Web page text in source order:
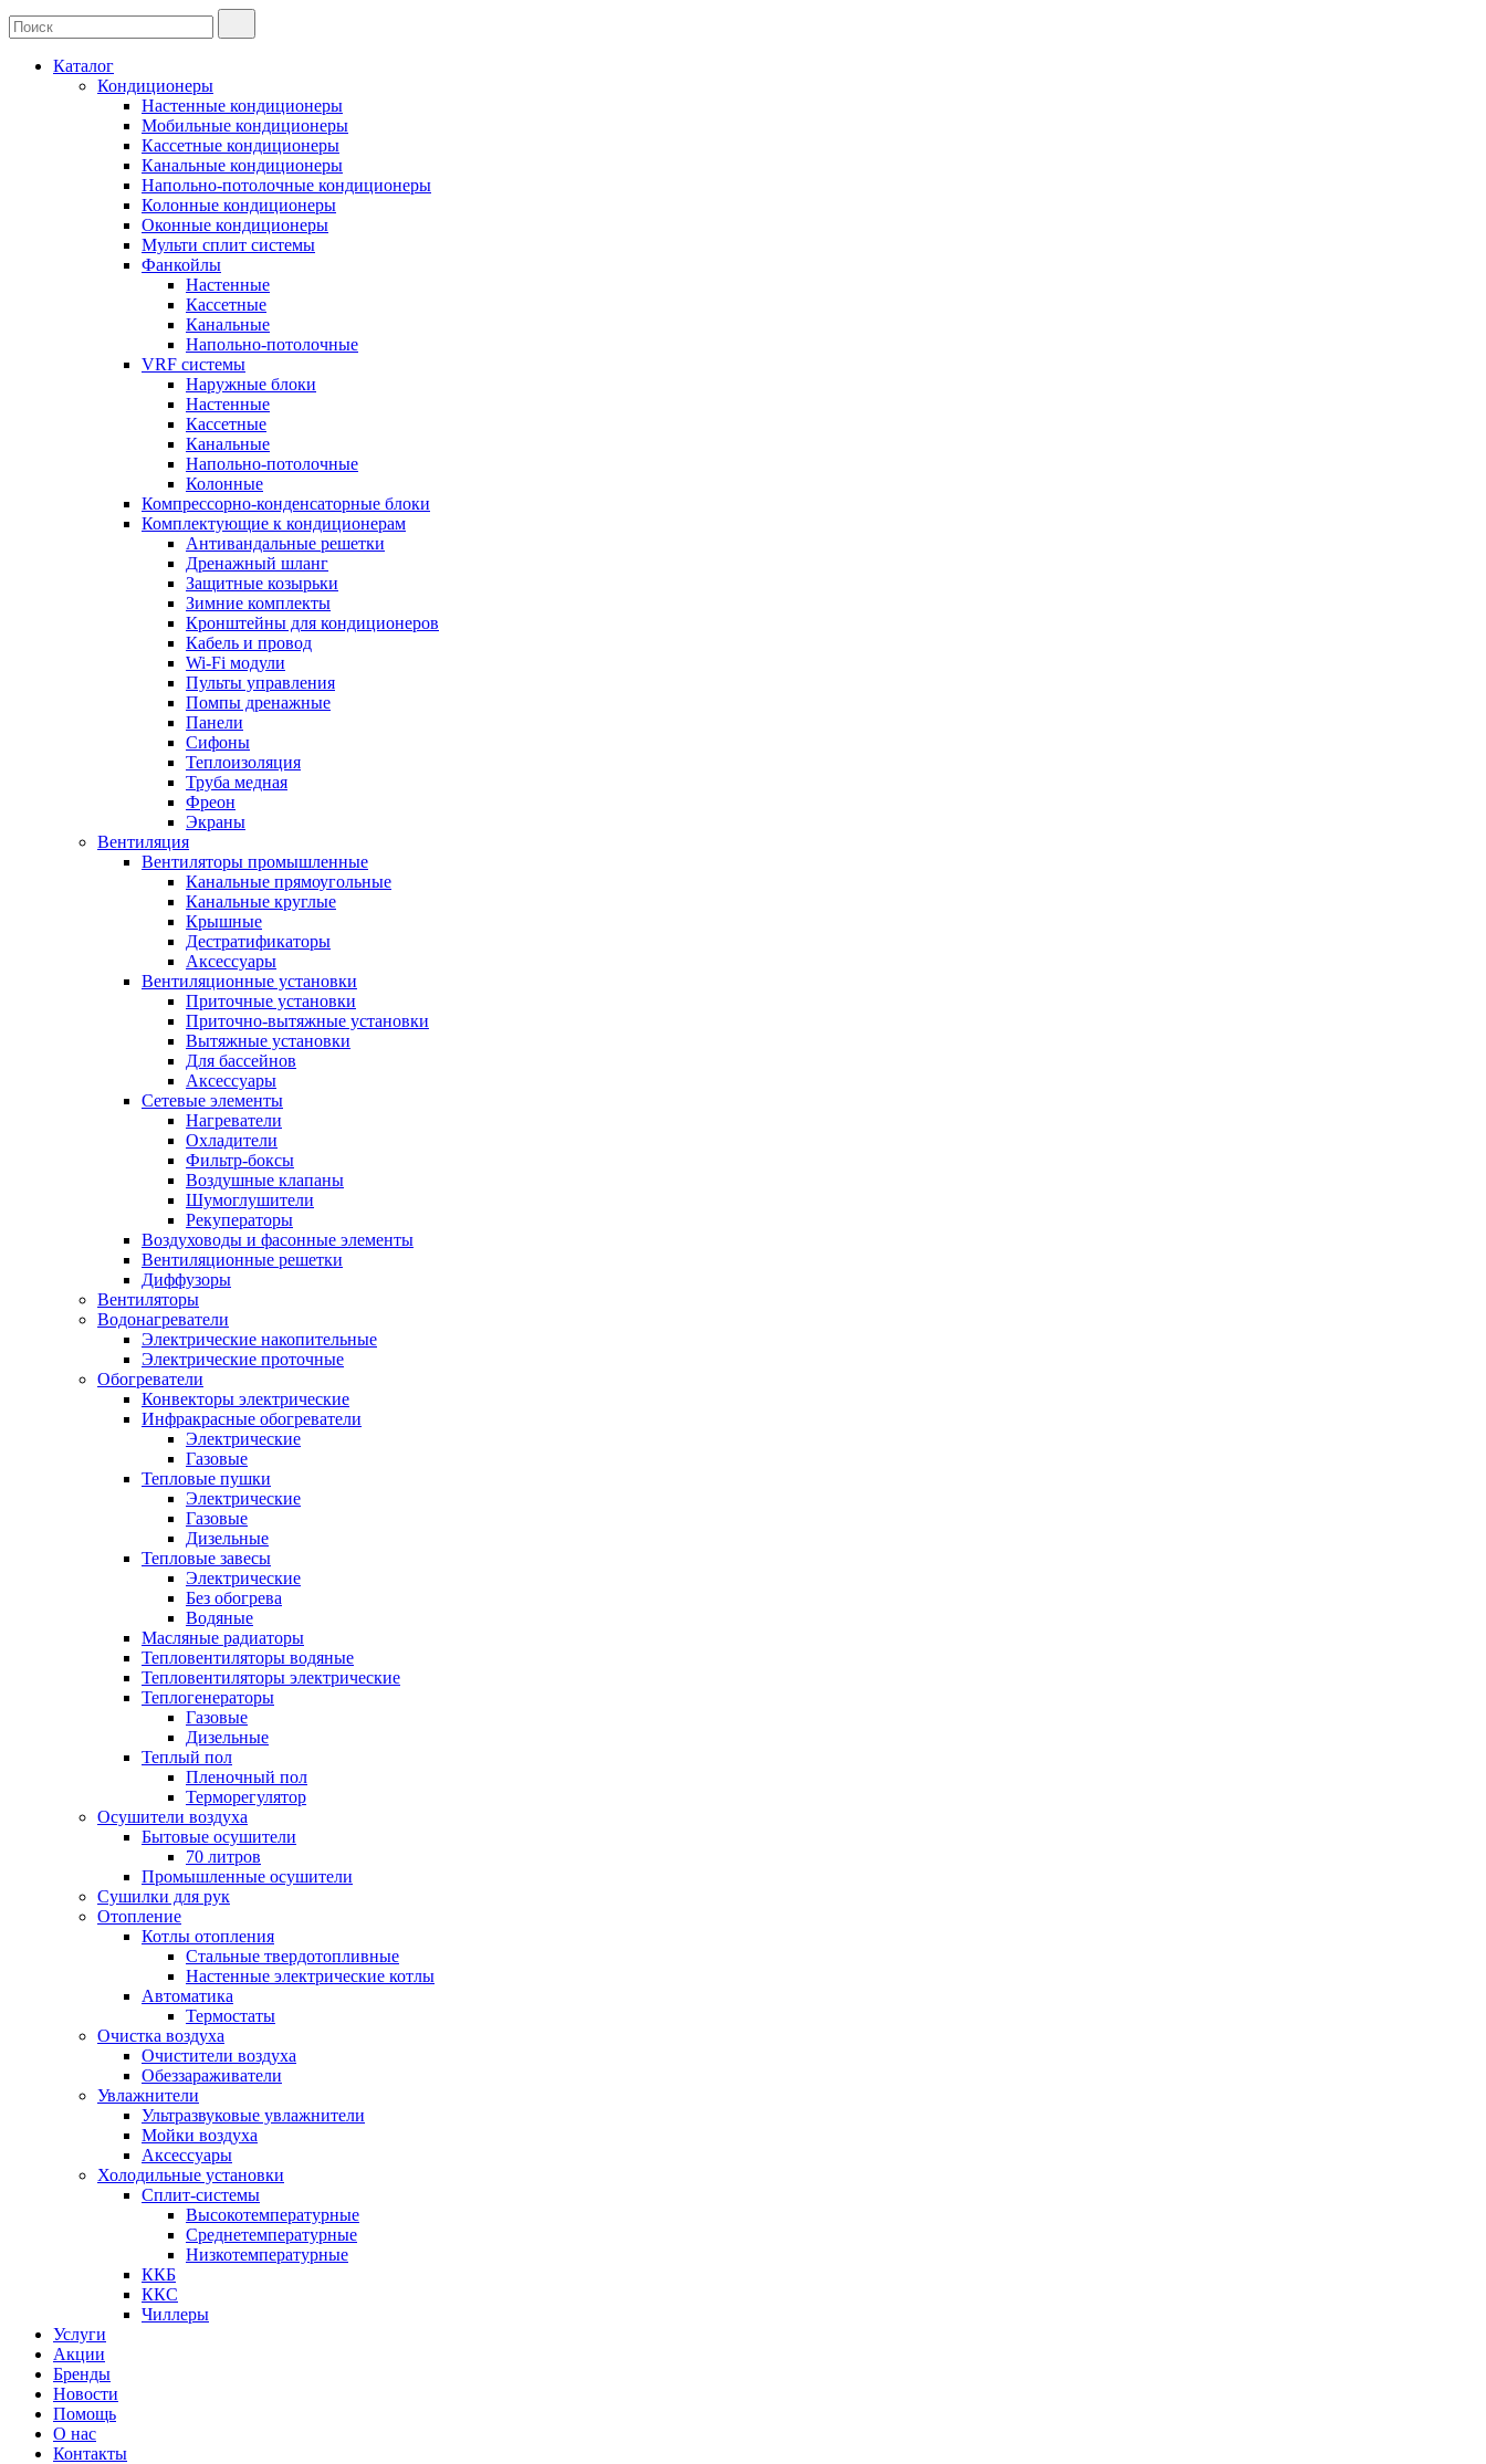
Каталог
Кондиционеры
Настенные кондиционеры
Мобильные кондиционеры
Кассетные кондиционеры
Канальные кондиционеры
Напольно-потолочные кондиционеры
Колонные кондиционеры
Оконные кондиционеры
Мульти сплит системы
Фанкойлы
Настенные
Кассетные
Канальные
Напольно-потолочные
VRF системы
Наружные блоки
Настенные
Кассетные
Канальные
Напольно-потолочные
Колонные
Компрессорно-конденсаторные блоки
Комплектующие к кондиционерам
Антивандальные решетки
Дренажный шланг
Защитные козырьки
Зимние комплекты
Кронштейны для кондиционеров
Кабель и провод
Wi-Fi модули
Пульты управления
Помпы дренажные
Панели
Сифоны
Теплоизоляция
Труба медная
Фреон
Экраны
Вентиляция
Вентиляторы промышленные
Канальные прямоугольные
Канальные круглые
Крышные
Дестратификаторы
Аксессуары
Вентиляционные установки
Приточные установки
Приточно-вытяжные установки
Вытяжные установки
Для бассейнов
Аксессуары
Сетевые элементы
Нагреватели
Охладители
Фильтр-боксы
Воздушные клапаны
Шумоглушители
Рекуператоры
Воздуховоды и фасонные элементы
Вентиляционные решетки
Диффузоры
Вентиляторы
Водонагреватели
Электрические накопительные
Электрические проточные
Обогреватели
Конвекторы электрические
Инфракрасные обогреватели
Электрические
Газовые
Тепловые пушки
Электрические
Газовые
Дизельные
Тепловые завесы
Электрические
Без обогрева
Водяные
Масляные радиаторы
Тепловентиляторы водяные
Тепловентиляторы электрические
Теплогенераторы
Газовые
Дизельные
Теплый пол
Пленочный пол
Терморегулятор
Осушители воздуха
Бытовые осушители
70 литров
Промышленные осушители
Сушилки для рук
Отопление
Котлы отопления
Стальные твердотопливные
Настенные электрические котлы
Автоматика
Термостаты
Очистка воздуха
Очистители воздуха
Обеззараживатели
Увлажнители
Ультразвуковые увлажнители
Мойки воздуха
Аксессуары
Холодильные установки
Сплит-системы
Высокотемпературные
Среднетемпературные
Низкотемпературные
ККБ
ККС
Чиллеры
Услуги
Акции
Бренды
Новости
Помощь
О нас
Контакты